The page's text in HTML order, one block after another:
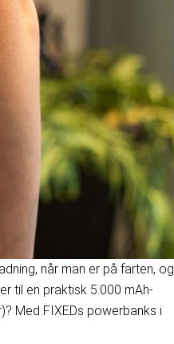
når man er på farten, og
til en praktisk 5.000 mAh-
Med FIXEDs powerbanks i